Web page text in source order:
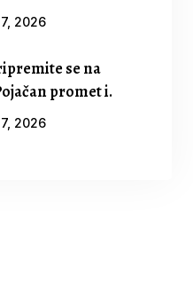
2026
se na
promet i.
2026